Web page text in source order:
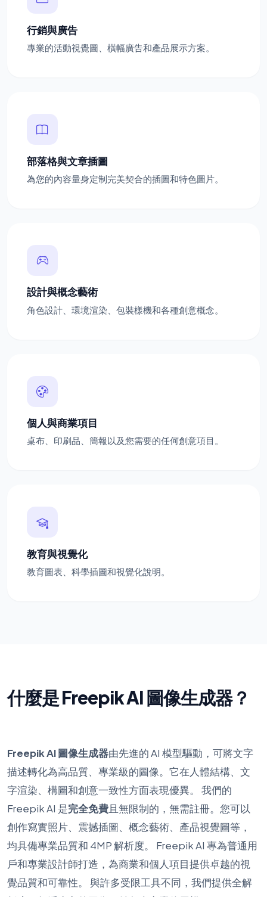
行銷與廣告
專業的活動視覺圖、橫幅廣告和產品展示方案。
部落格與文章插圖
為您的內容量身定制完美契合的插圖和特色圖片。
設計與概念藝術
角色設計、環境渲染、包裝樣機和各種創意概念。
個人與商業項目
桌布、印刷品、簡報以及您需要的任何創意項目。
教育與視覺化
教育圖表、科學插圖和視覺化說明。
什麼是 Freepik AI 圖像生成器？
Freepik AI 圖像生成器由先進的 AI 模型驅動，可將文字
描述轉化為高品質、專業級的圖像。它在人體結構、文
字渲染、構圖和創意一致性方面表現優異。 我們的
Freepik AI 是完全免費且無限制的，無需註冊。您可以
創作寫實照片、震撼插圖、概念藝術、產品視覺圖等，
均具備專業品質和 4MP 解析度。 Freepik AI 專為普通用
戶和專業設計師打造，為商業和個人項目提供卓越的視
覺品質和可靠性。 與許多受限工具不同，我們提供全解